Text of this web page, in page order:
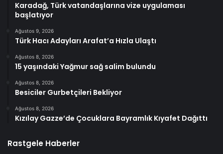
Karadağ, Türk vatandaşlarına vize uygulaması
başlatıyor
Ağustos 9, 2026
Türk Hacı Adayları Arafat’a Hızla Ulaştı
Ağustos 8, 2026
15 yaşındaki Yağmur sağ salim bulundu
Ağustos 8, 2026
Besiciler Gurbetçileri Bekliyor
Ağustos 8, 2026
Kızılay Gazze’de Çocuklara Bayramlık Kıyafet Dağıttı
Rastgele Haberler